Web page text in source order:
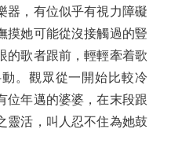
器，有位似乎有視力障礙
摸她可能從沒接觸過的豎
的歌者跟前，輕輕牽着歌
。觀眾從一開始比較冷
位年邁的婆婆，在末段跟
靈活，叫人忍不住為她鼓